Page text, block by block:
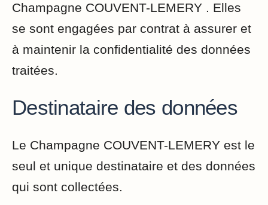
Champagne COUVENT-LEMERY . Elles
se sont engagées par contrat à assurer et
à maintenir la confidentialité des données
traitées.
Destinataire des données
Le Champagne COUVENT-LEMERY est le
seul et unique destinataire et des données
qui sont collectées.